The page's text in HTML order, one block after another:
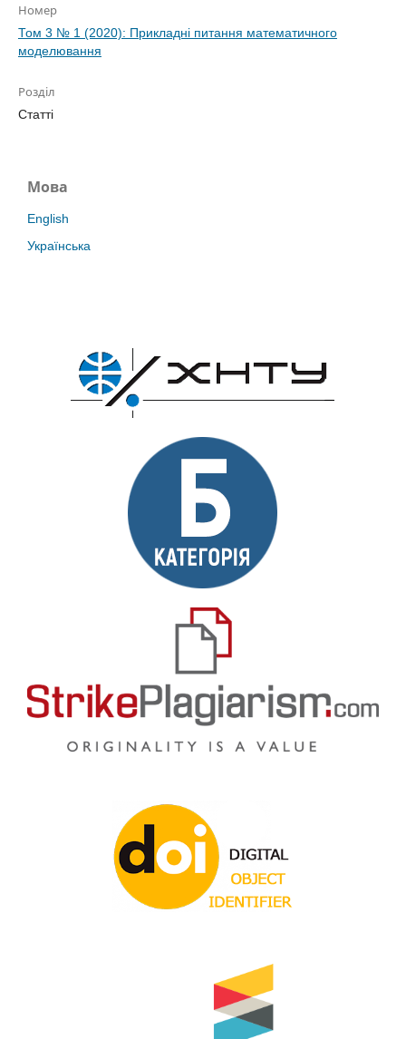
Номер
Том 3 № 1 (2020): Прикладні питання математичного
моделювання
Розділ
Статті
Мова
English
Українська